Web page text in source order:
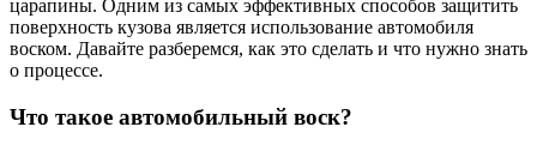
царапины. Одним из самых эффективных способов защитить
поверхность кузова является использование автомобиля
воском. Давайте разберемся, как это сделать и что нужно знать
о процессе.
Что такое автомобильный воск?